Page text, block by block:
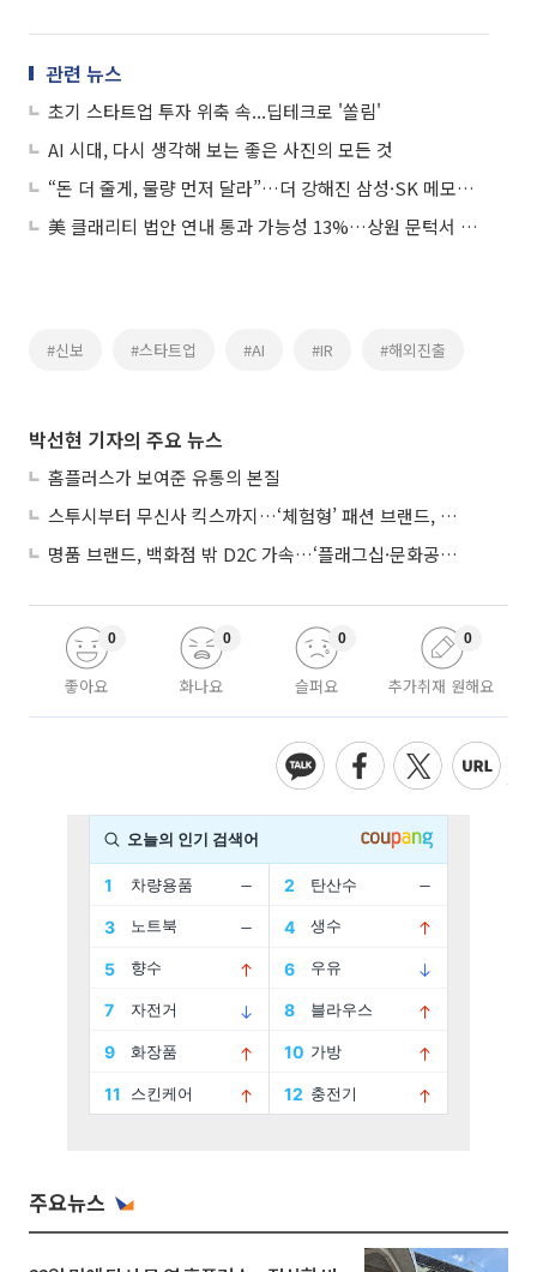
관련 뉴스
초기 스타트업 투자 위축 속...딥테크로 '쏠림'
AI 시대, 다시 생각해 보는 좋은 사진의 모든 것
“돈 더 줄게, 물량 먼저 달라”…더 강해진 삼성·SK 메모리 LTA
美 클래리티 법안 연내 통과 가능성 13%…상원 문턱서 제동
#신보 #스타트업 #AI #IR #해외진출
박선현 기자의 주요 뉴스
홈플러스가 보여준 유통의 본질
스투시부터 무신사 킥스까지…‘체험형’ 패션 브랜드, 잇단 제주행
명품 브랜드, 백화점 밖 D2C 가속…‘플래그십·문화공간’ 전략 눈길
좋아요
0
화나요
0
슬퍼요
0
추가취재 원해요
0
주요뉴스